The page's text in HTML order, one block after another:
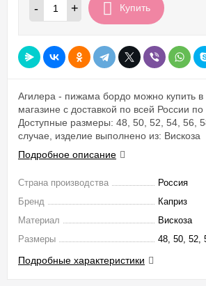
- + Купить
Агилера - пижама бордо можно купить
магазине с доставкой по всей России по
Доступные размеры: 48, 50, 52, 54, 56,
случае, изделие выполнено из: Вискоза
Подробное описание
Страна производства
Россия
Бренд
Каприз
Материал
Вискоза
Размеры
48, 50, 52,
Подробные характеристики